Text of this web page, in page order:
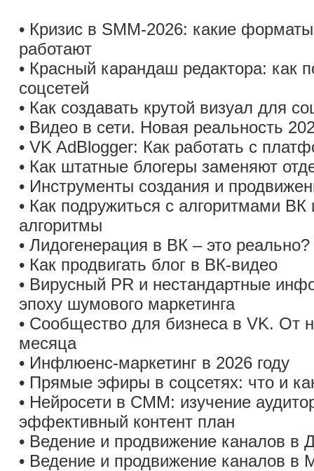
• Кризис в SMM-2026: какие форматы
работают
• Красный карандаш редактора: как
соцсетей
• Как создавать крутой визуал для
• Видео в сети. Новая реальность
• VK AdBlogger: Как работать с
• Как штатные блогеры заменяют
• Инструменты создания и
• Как подружиться с алгоритмами ВК
алгоритмы
• Лидогенерация в ВК – это реально?
• Как продвигать блог в ВК-видео
• Вирусный PR и нестандартные
эпоху шумового маркетинга
• Сообщество для бизнеса в VK. От
месяца
• Инфлюенс-маркетинг в 2026 году
• Прямые эфиры в соцсетях: что и
• Нейросети в СММ: изучение
эффективный контент план
• Ведение и продвижение каналов в
• Ведение и продвижение каналов в